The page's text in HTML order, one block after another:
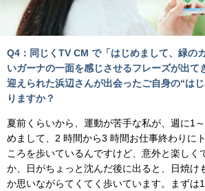
Q4：同じくTV CM で「はじめまして、緑の
いガーナの一面を感じさせるフレーズが出て
迎えられた浜辺さんが出会ったご自身の“は
りますか？
夏前くらいから、運動が苦手な私が、週に1
めまして、2 時間から3 時間お仕事終わりに
ころを歩いているんですけど、意外と楽しく
か、日がちょっと沈んだ後に出ると、日焼け
か思いながらてくてく歩いています。まずは